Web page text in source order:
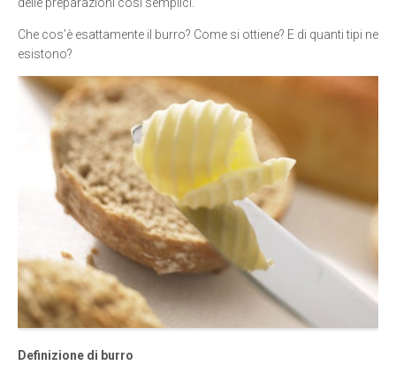
Che cos’è esattamente il burro? Come si ottiene? E di quanti tipi ne
esistono?
Definizione di burro